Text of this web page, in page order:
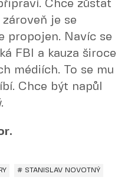
Chce zůstat
je se
propojen. Navíc se
FBI a kauza široce
médiích. To se mu
Chce být napůl
# STANISLAV NOVOTNÝ